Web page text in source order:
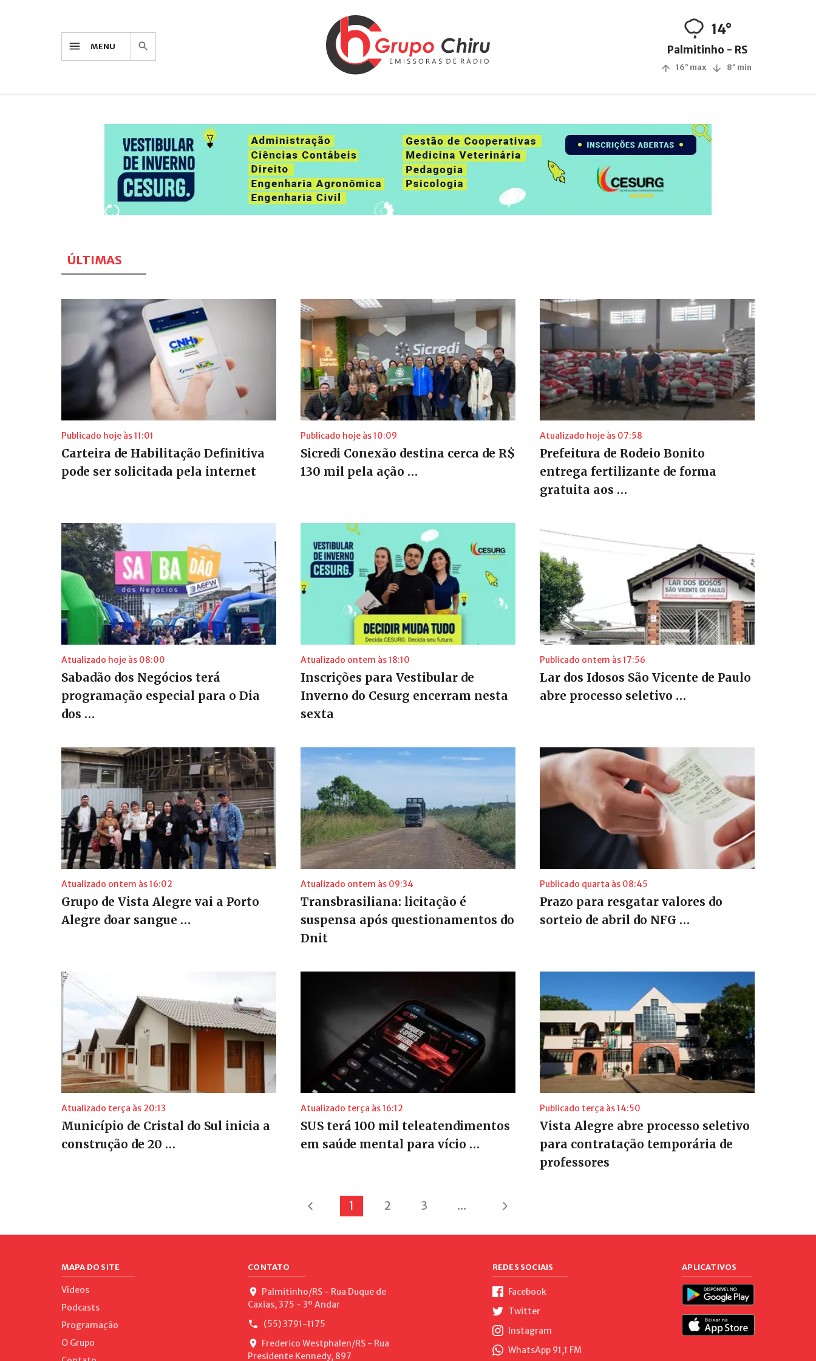
MENU
14°
Palmitinho - RS
16° max 8° min
ÚLTIMAS
Publicado hoje às 11:01
Carteira de Habilitação Definitiva
pode ser solicitada pela internet
Publicado hoje às 10:09
Sicredi Conexão destina cerca de R$
130 mil pela ação …
Atualizado hoje às 07:58
Prefeitura de Rodeio Bonito
entrega fertilizante de forma
gratuita aos …
Atualizado hoje às 08:00
Sabadão dos Negócios terá
programação especial para o Dia
dos …
Atualizado ontem às 18:10
Inscrições para Vestibular de
Inverno do Cesurg encerram nesta
sexta
Publicado ontem às 17:56
Lar dos Idosos São Vicente de Paulo
abre processo seletivo …
Atualizado ontem às 16:02
Grupo de Vista Alegre vai a Porto
Alegre doar sangue …
Atualizado ontem às 09:34
Transbrasiliana: licitação é
suspensa após questionamentos do
Dnit
Publicado quarta às 08:45
Prazo para resgatar valores do
sorteio de abril do NFG …
Atualizado terça às 20:13
Município de Cristal do Sul inicia a
construção de 20 …
Atualizado terça às 16:12
SUS terá 100 mil teleatendimentos
em saúde mental para vício …
Publicado terça às 14:50
Vista Alegre abre processo seletivo
para contratação temporária de
professores
1 2 3 ...
MAPA DO SITE
Vídeos
Podcasts
Programação
O Grupo
CONTATO
Palmitinho/RS - Rua Duque de
Caxias, 375 - 3º Andar
(55) 3791-1175
Frederico Westphalen/RS - Rua
Presidente Kennedy, 897
REDES SOCIAIS
Facebook
Twitter
Instagram
WhatsApp 91,1 FM
APLICATIVOS